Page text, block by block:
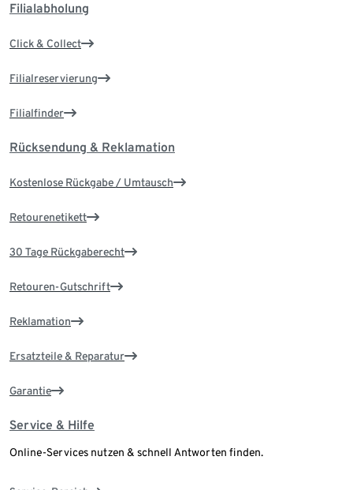
Filialabholung
Click & Collect
Filialreservierung
Filialfinder
Rücksendung & Reklamation
Kostenlose Rückgabe / Umtausch
Retourenetikett
30 Tage Rückgaberecht
Retouren-Gutschrift
Reklamation
Ersatzteile & Reparatur
Garantie
Service & Hilfe
Online-Services nutzen & schnell Antworten finden.